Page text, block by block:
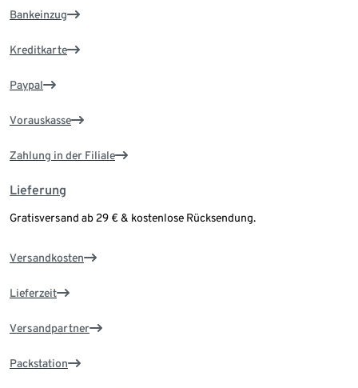
Bankeinzug
Kreditkarte
Paypal
Vorauskasse
Zahlung in der Filiale
Lieferung
Gratisversand ab 29 € & kostenlose Rücksendung.
Versandkosten
Lieferzeit
Versandpartner
Packstation